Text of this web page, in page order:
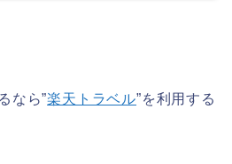
なら”楽天トラベル”を利用する